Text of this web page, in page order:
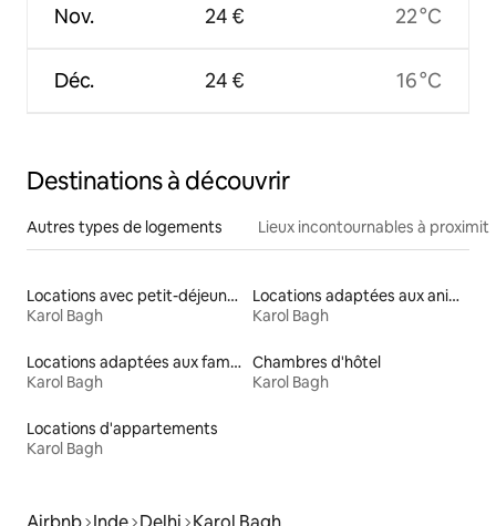
Nov.
Déc.
24 €
24 €
22 °C
16 °C
Destinations à découvrir
Autres types de logements Lieux incontournables à
Locations avec petit-déjeuner
Karol Bagh
Locations adaptées aux animaux
Karol Bagh
Locations adaptées aux familles
Karol Bagh
Chambres d'hôtel
Karol Bagh
Locations d'appartements
Karol Bagh